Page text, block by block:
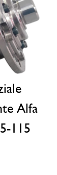
Alfa
115